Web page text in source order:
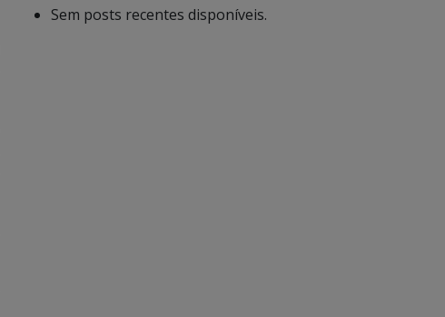
Sem posts recentes disponíveis.